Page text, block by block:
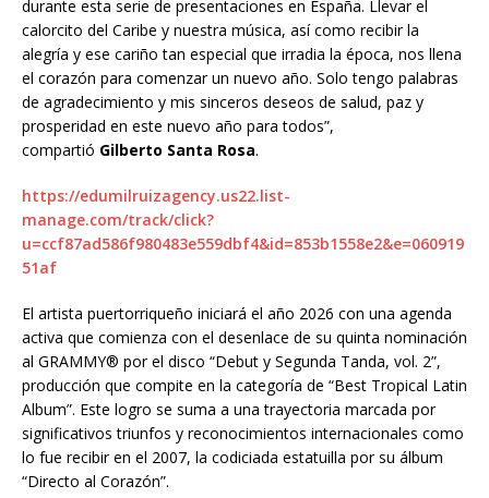
durante esta serie de presentaciones en España. Llevar el
calorcito del Caribe y nuestra música, así como recibir la
alegría y ese cariño tan especial que irradia la época, nos llena
el corazón para comenzar un nuevo año. Solo tengo palabras
de agradecimiento y mis sinceros deseos de salud, paz y
prosperidad en este nuevo año para todos”,
compartió Gilberto Santa Rosa.
https://edumilruizagency.us22.list-
manage.com/track/click?
u=ccf87ad586f980483e559dbf4&id=853b1558e2&e=060919
51af
El artista puertorriqueño iniciará el año 2026 con una agenda
activa que comienza con el desenlace de su quinta nominación
al GRAMMY® por el disco “Debut y Segunda Tanda, vol. 2”,
producción que compite en la categoría de “Best Tropical Latin
Album”. Este logro se suma a una trayectoria marcada por
significativos triunfos y reconocimientos internacionales como
lo fue recibir en el 2007, la codiciada estatuilla por su álbum
“Directo al Corazón”.